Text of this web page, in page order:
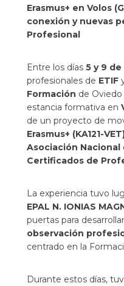
Erasmus+ en Volos
conexión y nuevas
Profesional
Entre los días 5 y 9 de
profesionales de ETIF
Formación de
estancia formativa en
de un proyecto de
Erasmus+ (KA121-
Asociación
Certificados de
La experiencia tuvo
EPAL N. IONIAS
puertas para
observación
centrado en la
Durante estos días,